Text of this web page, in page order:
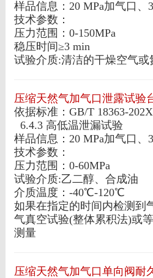
样品信息：20 MPa加气口、
技术参数：
压力范围：0-150MPa
稳压时间≥3 min
试验介质:清洁的干燥空气或
压缩天然气加气口泄露试验
依据标准：GB/T 18363-
6.4.3 高低温泄漏试验
样品信息：20 MPa加气口、
技术参数：
压力范围：0-60MPa
试验介质:乙二醇、合成油
介质温度：-40℃-120℃
如果在指定的时间内检测到
气真空试验(整体累积法)或
测量
压缩天然气加气口单向阀耐